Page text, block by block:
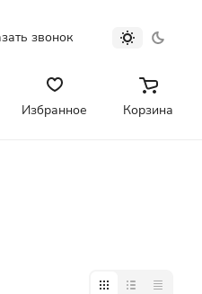
звонок
Избранное Корзина